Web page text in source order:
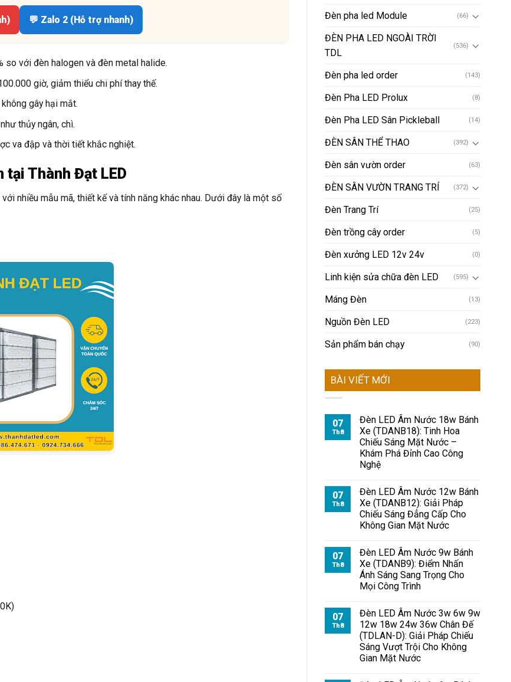
💬 Zalo 2 (Hỗ trợ nhanh)
so với đèn halogen và đèn metal halide.
giờ, giảm thiểu chi phí thay thế.
gây hại mắt.
thủy ngân, chì.
va đập và thời tiết khắc nghiệt.
tại Thành Đạt LED
nhiều mẫu mã, thiết kế và tính năng khác nhau. Dưới đây là một số
Đèn pha led Module (66)
ĐÈN PHA LED NGOÀI TRỜI
TDL
(536)
Đèn pha led order (143)
Đèn Pha LED Prolux (8)
Đèn Pha LED Sân Pickleball (14)
ĐÈN SÂN THỂ THAO (392)
Đèn sân vườn order (63)
ĐÈN SÂN VƯỜN TRANG TRÍ (372)
Đèn Trang Trí (25)
Đèn trồng cây order (5)
Đèn xưởng LED 12v 24v (0)
Linh kiện sửa chữa đèn LED (595)
Máng Đèn (13)
Nguồn Đèn LED (223)
Sản phẩm bán chạy (90)
BÀI VIẾT MỚI
07
Th8
Đèn LED Âm Nước 18w Bánh
Xe (TDANB18): Tinh Hoa
Chiếu Sáng Mặt Nước –
Khám Phá Đỉnh Cao Công
Nghệ
07
Th8
Đèn LED Âm Nước 12w Bánh
Xe (TDANB12): Giải Pháp
Chiếu Sáng Đẳng Cấp Cho
Không Gian Mặt Nước
07
Th8
Đèn LED Âm Nước 9w Bánh
Xe (TDANB9): Điểm Nhấn
Ánh Sáng Sang Trọng Cho
Mọi Công Trình
07
Th8
Đèn LED Âm Nước 3w 6w 9w
12w 18w 24w 36w Chân Đế
(TDLAN-D): Giải Pháp Chiếu
Sáng Vượt Trội Cho Không
Gian Mặt Nước